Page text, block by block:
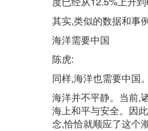
其实,类似的数据和事
海洋需要中国
陈虎:
同样,海洋也需要中国。
海洋并不平静。当前,
海上和平与安全。因
念,恰恰就顺应了这个潮